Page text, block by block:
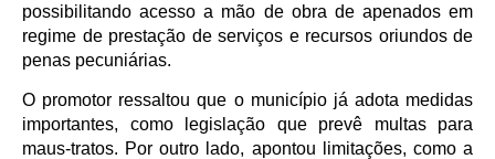
possibilitando acesso a mão de obra de apenados em
regime de prestação de serviços e recursos oriundos de
penas pecuniárias.
O promotor ressaltou que o município já adota medidas
importantes, como legislação que prevê multas para
maus-tratos. Por outro lado, apontou limitações, como a